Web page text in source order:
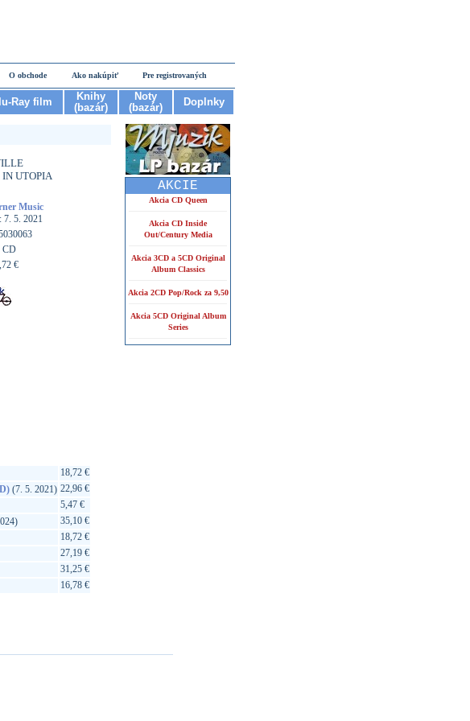
O obchode Ako nakúpiť Pre registrovaných
Ray film
Knihy
(bazár)
Noty
(bazár)
Doplnky
IN UTOPIA
Music
7. 5. 2021
CD
€
18,72 €
(7. 5. 2021) 22,96 €
5,47 €
35,10 €
18,72 €
27,19 €
31,25 €
16,78 €
AKCIE
Akcia CD Queen
Akcia CD Inside
Out/Century Media
Akcia 3CD a 5CD Original
Album Classics
Akcia 2CD Pop/Rock za 9,50
Akcia 5CD Original Album
Series